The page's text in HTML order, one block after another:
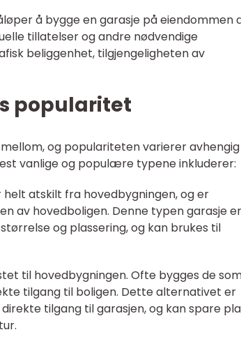
å bygge en garasje på eiendommen
tillatelser og andre nødvendige
beliggenhet, tilgjengeligheten av
popularitet
og populariteten varierer
vanlige og populære typene inkluderer:
atskilt fra hovedbygningen, og er
av hovedboligen. Denne typen garasje er
og plassering, og kan brukes til
til hovedbygningen. Ofte bygges de
tilgang til boligen. Dette alternativet er
tilgang til garasjen, og kan spare